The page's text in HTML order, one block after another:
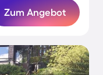
Zum Angebot